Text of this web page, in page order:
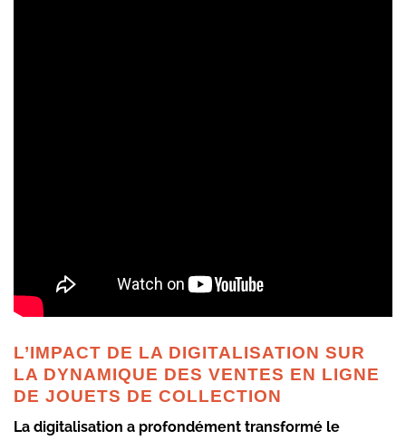
L’IMPACT DE LA DIGITALISATION SUR
LA DYNAMIQUE DES VENTES EN LIGNE
DE JOUETS DE COLLECTION
La digitalisation a profondément transformé le